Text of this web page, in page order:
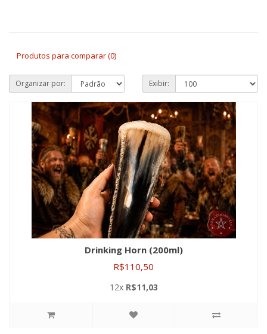
Produtos para comparar (0)
Organizar por: Exibir:
Drinking Horn (200ml)
R$110,50
12x R$11,03